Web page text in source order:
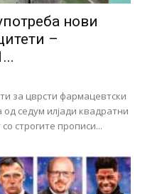
нови
–
за цврсти фармацевтски
седум илјади квадратни
строгите прописи...